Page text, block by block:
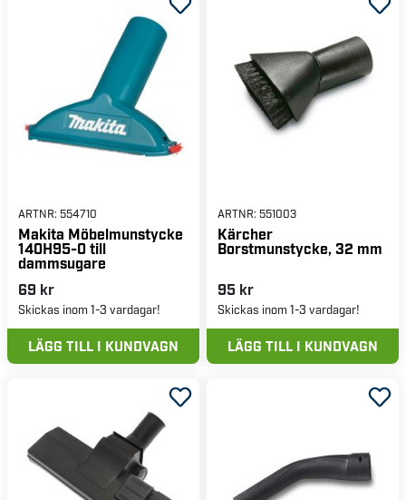
ARTNR: 554710
Makita Möbelmunstycke
140H95-0 till
dammsugare
69 kr
Skickas inom 1-3 vardagar!
LÄGG TILL I KUNDVAGN
ARTNR: 551003
Kärcher
Borstmunstycke, 32 mm
95 kr
Skickas inom 1-3 vardagar!
LÄGG TILL I KUNDVAGN